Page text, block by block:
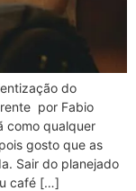
do
por Fabio
como qualquer
gosto que as
Sair do planejado
café […]